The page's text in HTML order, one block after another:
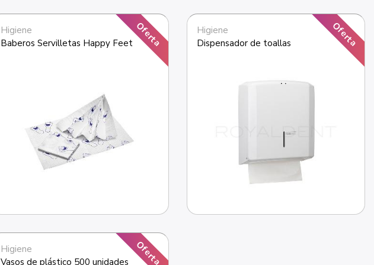
Oferta
Higiene
Baberos Servilletas Happy Feet
Oferta
Higiene
Oferta
Higiene
Vasos de plástico 500 unidades